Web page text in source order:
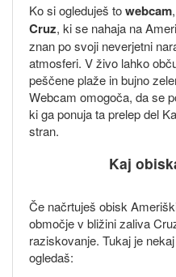
Ko si ogleduješ towebcam
Cruz, ki se nahaja na
znan po svoji neverjetni
atmosferi. V živo lahko
peščene plaže in bujno
Webcam omogoča, da se
ki ga ponuja ta prelep del
stran.
Kaj
Če načrtuješ obisk
območje v bližini zaliva
raziskovanje. Tukaj je
ogledaš: